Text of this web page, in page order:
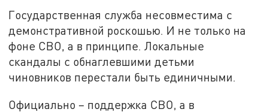
Государственная служба несовместима с
демонстративной роскошью. И не только на
фоне СВО, а в принципе. Локальные
скандалы с обнаглевшими детьми
чиновников перестали быть единичными.
Официально – поддержка СВО, а в